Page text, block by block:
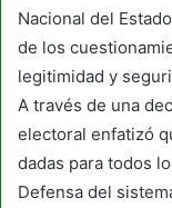
Nacional del
de los
legitimidad y
A través de una
electoral enfatizó
dadas para todos
Defensa del